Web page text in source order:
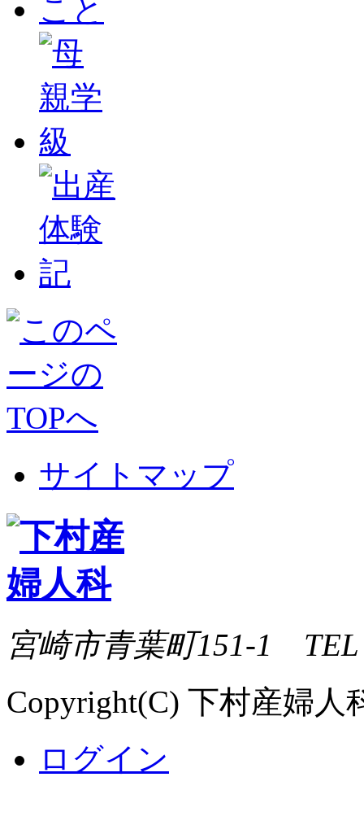
サイトマップ
宮崎市青葉町151-1 TEL
Copyright(C) 下村産婦人
ログイン